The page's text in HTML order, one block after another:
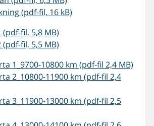
(pdf-fil, 16 kB)
fil, 5,8 MB)
fil, 5,5 MB)
1_9700-10800 km (pdf-fil 2,4 MB)
2_10800-11900 km (pdf-fil 2,4
3_11900-13000 km (pdf-fil 2,5